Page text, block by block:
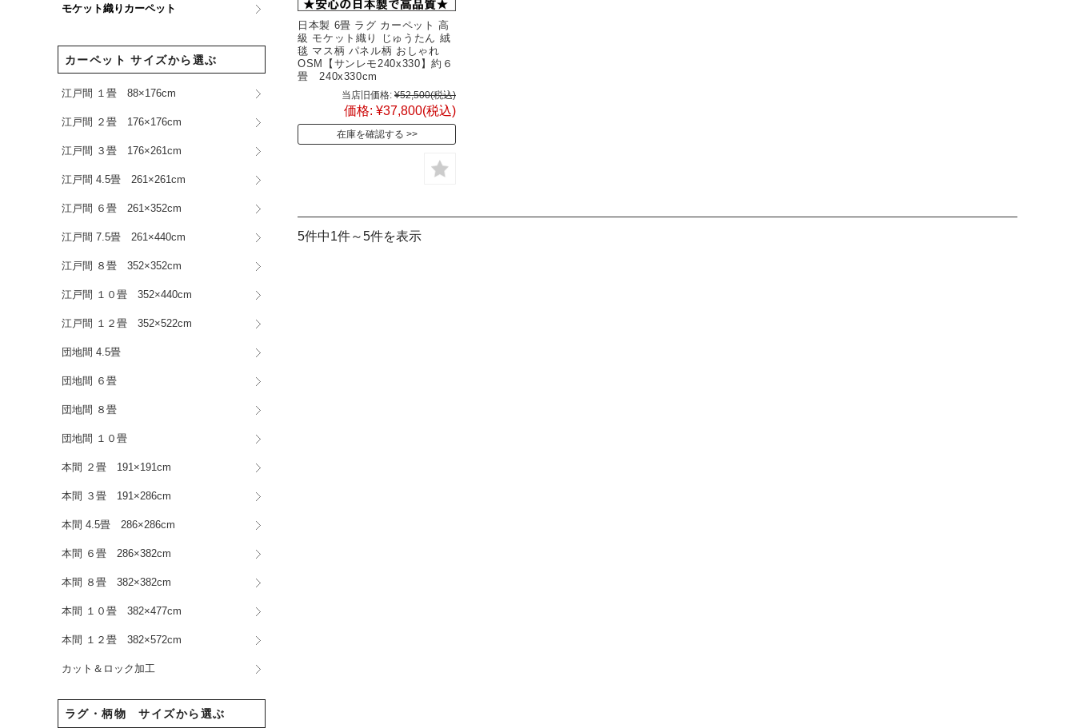
日本製 6畳 ラグ カーペット 高
級 モケット織り じゅうたん 絨
毯 マス柄 パネル柄 おしゃれ
OSM【サンレモ240x330】約６
畳 240x330cm
当店旧価格: ¥52,500(税込)
価格: ¥37,800(税込)
在庫を確認する
5件中1件～5件を表示
モケット織りカーペット
カーペット サイズから選ぶ
江戸間 １畳 88×176cm
江戸間 ２畳 176×176cm
江戸間 ３畳 176×261cm
江戸間 4.5畳 261×261cm
江戸間 ６畳 261×352cm
江戸間 7.5畳 261×440cm
江戸間 ８畳 352×352cm
江戸間 １０畳 352×440cm
江戸間 １２畳 352×522cm
団地間 4.5畳
団地間 ６畳
団地間 ８畳
団地間 １０畳
本間 ２畳 191×191cm
本間 ３畳 191×286cm
本間 4.5畳 286×286cm
本間 ６畳 286×382cm
本間 ８畳 382×382cm
本間 １０畳 382×477cm
本間 １２畳 382×572cm
カット＆ロック加工
ラグ・柄物 サイズから選ぶ